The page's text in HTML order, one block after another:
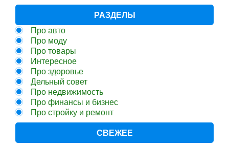
РАЗДЕЛЫ
Про авто
Про моду
Про товары
Интересное
Про здоровье
Дельный совет
Про недвижимость
Про финансы и бизнес
Про стройку и ремонт
СВЕЖЕЕ